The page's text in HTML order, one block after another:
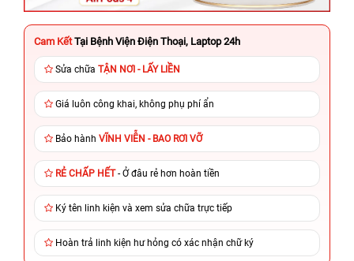
Cam Kết Tại Bệnh Viện Điện Thoại, Laptop 24h
Sửa chữa TẬN NƠI - LẤY LIỀN
Giá luôn công khai, không phụ phí ẩn
Bảo hành VĨNH VIỄN - BAO RƠI VỠ
RẺ CHẤP HẾT- Ở đâu rẻ hơn hoàn tiền
Ký tên linh kiện và xem sửa chữa trực tiếp
Hoàn trả linh kiện hư hỏng có xác nhận chữ ký